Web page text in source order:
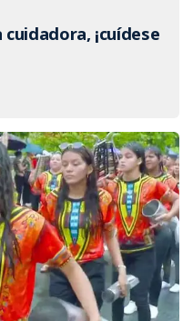
¡cuídese